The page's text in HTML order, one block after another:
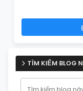
TÌM KIẾM BLOG